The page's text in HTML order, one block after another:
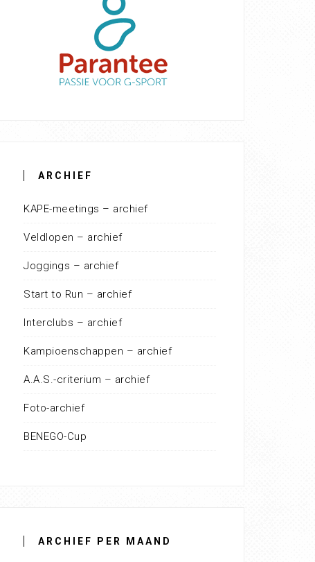
ARCHIEF
KAPE-meetings – archief
Veldlopen – archief
Joggings – archief
Start to Run – archief
Interclubs – archief
Kampioenschappen – archief
A.A.S.-criterium – archief
Foto-archief
BENEGO-Cup
ARCHIEF PER MAAND